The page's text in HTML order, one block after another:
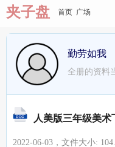
夹子盘 首页 广场
勤劳如我
全册的资料
人美版三年级美
2022-06-03，文件大小: